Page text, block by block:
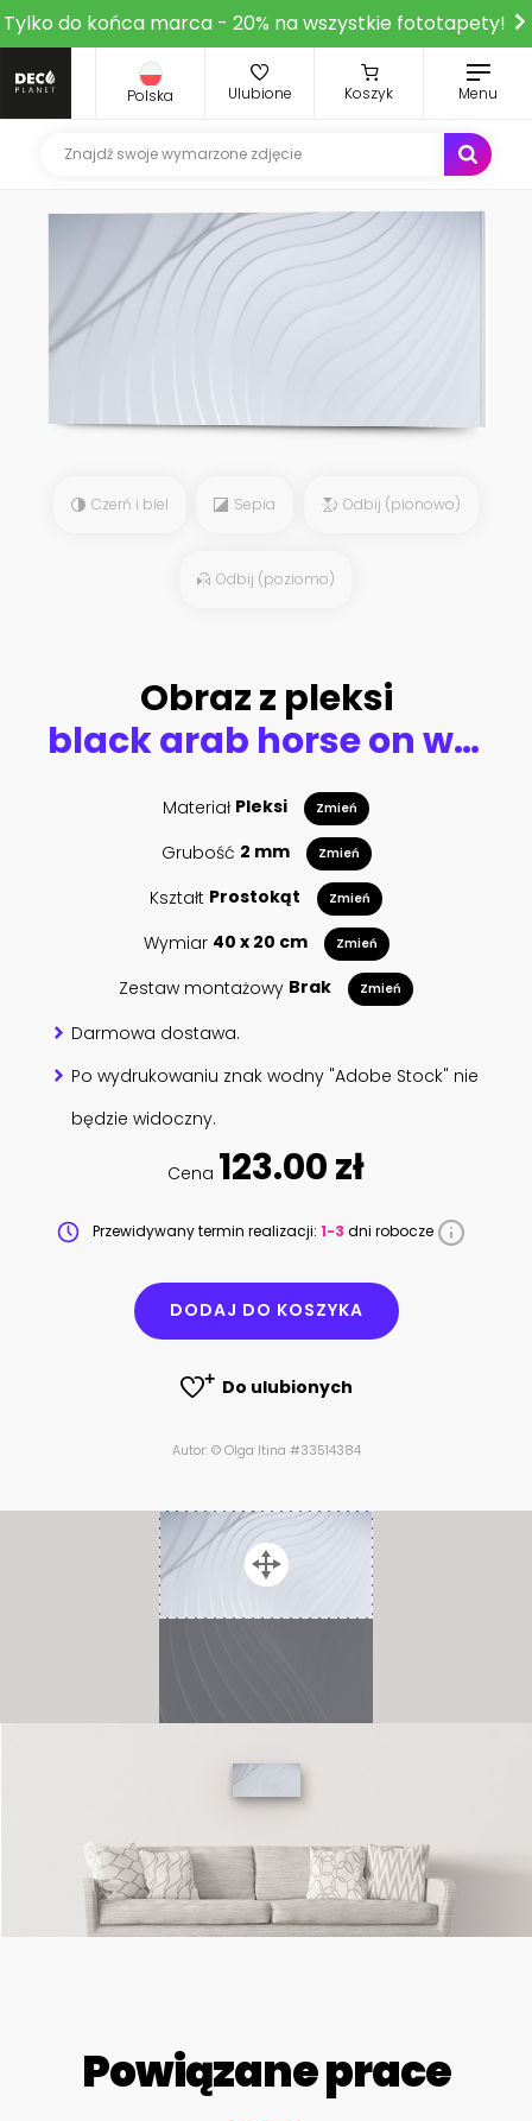
Tylko do końca marca - 20% na wszystkie fototapety!
Polska Ulubione Koszyk Menu
Czerń i biel Sepia Odbij (pionowo)
Odbij (poziomo)
Obraz z pleksi
black arab horse on winter
Materiał Pleksi Zmień
Grubość 2 mm Zmień
Kształt Prostokąt Zmień
Wymiar 40 x 20 cm Zmień
Zestaw montażowy Brak Zmień
Darmowa dostawa.
Po wydrukowaniu znak wodny "Adobe Stock" nie
będzie widoczny.
Cena 123.00 zł
Przewidywany termin realizacji: 1-3 dni robocze
DODAJ DO KOSZYKA
Do ulubionych
Autor: © Olga Itina #33514384
Powiązane prace